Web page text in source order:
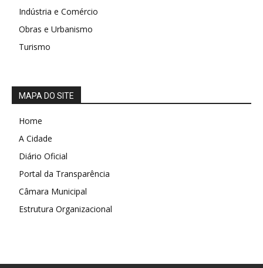
Indústria e Comércio
Obras e Urbanismo
Turismo
MAPA DO SITE
Home
A Cidade
Diário Oficial
Portal da Transparência
Câmara Municipal
Estrutura Organizacional